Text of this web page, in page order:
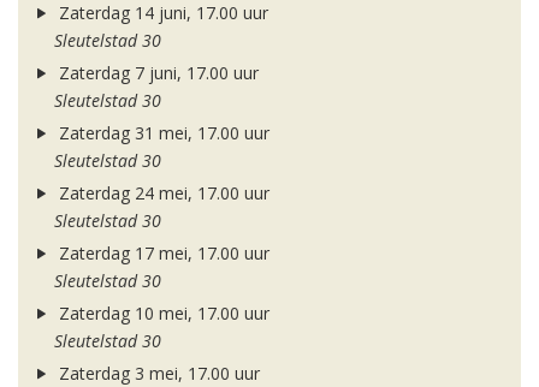
Zaterdag 14 juni, 17.00 uur
Sleutelstad 30
Zaterdag 7 juni, 17.00 uur
Sleutelstad 30
Zaterdag 31 mei, 17.00 uur
Sleutelstad 30
Zaterdag 24 mei, 17.00 uur
Sleutelstad 30
Zaterdag 17 mei, 17.00 uur
Sleutelstad 30
Zaterdag 10 mei, 17.00 uur
Sleutelstad 30
Zaterdag 3 mei, 17.00 uur